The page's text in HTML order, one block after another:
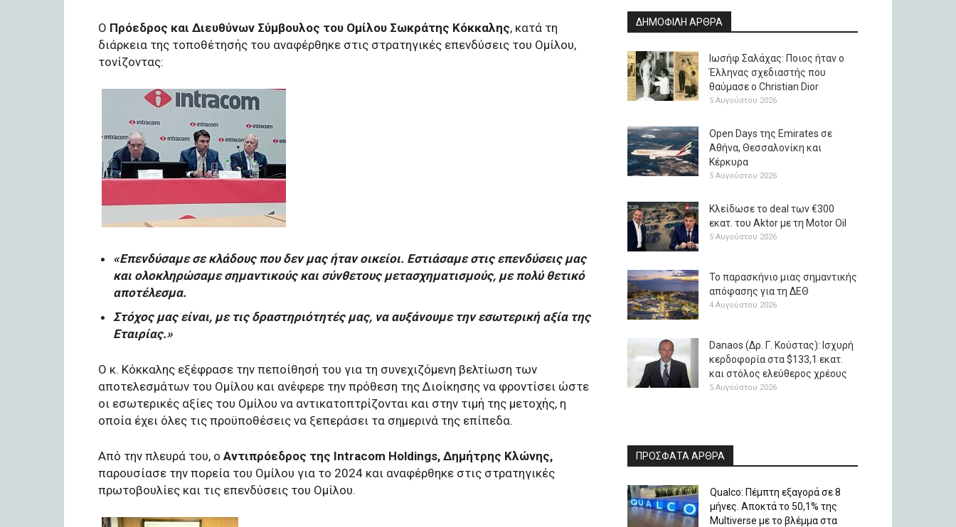
Ο Πρόεδρος και Διευθύνων Σύμβουλος του Ομίλου Σωκράτης Κόκκαλης, κατά τη
διάρκεια της τοποθέτησής του αναφέρθηκε στις στρατηγικές επενδύσεις του Ομίλου,
τονίζοντας:
«Επενδύσαμε σε κλάδους που δεν μας ήταν οικείοι. Εστιάσαμε στις επενδύσεις μας
και ολοκληρώσαμε σημαντικούς και σύνθετους μετασχηματισμούς, με πολύ θετικό
αποτέλεσμα.
Στόχος μας είναι, με τις δραστηριότητές μας, να αυξάνουμε την εσωτερική αξία της
Εταιρίας.»
Ο κ. Κόκκαλης εξέφρασε την πεποίθησή του για τη συνεχιζόμενη βελτίωση των
αποτελεσμάτων του Ομίλου και ανέφερε την πρόθεση της Διοίκησης να φροντίσει ώστε
οι εσωτερικές αξίες του Ομίλου να αντικατοπτρίζονται και στην τιμή της μετοχής, η
οποία έχει όλες τις προϋποθέσεις να ξεπεράσει τα σημερινά της επίπεδα.
Από την πλευρά του, ο Αντιπρόεδρος της Intracom Holdings, Δημήτρης Κλώνης,
παρουσίασε την πορεία του Ομίλου για το 2024 και αναφέρθηκε στις στρατηγικές
πρωτοβουλίες και τις επενδύσεις του Ομίλου.
ΔΗΜΟΦΙΛΗ ΑΡΘΡΑ
Ιωσήφ Σαλάχας: Ποιος ήταν ο
Έλληνας σχεδιαστής που
θαύμασε ο Christian Dior
5 Αυγούστου 2026
Open Days της Emirates σε
Αθήνα, Θεσσαλονίκη και
Κέρκυρα
5 Αυγούστου 2026
Κλείδωσε το deal των €300
εκατ. του Aktor με τη Μotor Oil
5 Αυγούστου 2026
Το παρασκήνιο μιας σημαντικής
απόφασης για τη ΔΕΘ
4 Αυγούστου 2026
Danaos (Δρ. Γ. Κούστας): Ισχυρή
κερδοφορία στα $133,1 εκατ.
και στόλος ελεύθερος χρέους
5 Αυγούστου 2026
ΠΡΟΣΦΑΤΑ ΑΡΘΡΑ
Qualco: Πέμπτη εξαγορά σε 8
μήνες. Aποκτά το 50,1% της
Multiverse με το βλέμμα στα